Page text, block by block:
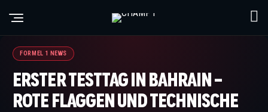
FORMEL 1 NEWS
ERSTER TESTTAG IN BAHRAIN –
ROTE FLAGGEN UND TECHNISCHE